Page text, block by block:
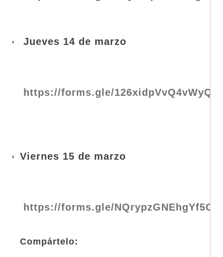
Jueves 14 de marzo
https://forms.gle/
Viernes 15 de marzo
https://forms.gle/
Compártelo: